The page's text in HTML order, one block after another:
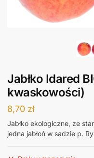
Jabłko Idared
kwaskowości)
8,70 zł
Jabłko ekologiczne, ze
jedna jabłoń w sadzie p.